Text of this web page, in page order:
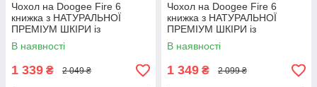
Чохол на Doogee Fire 6
книжка з НАТУРАЛЬНОЇ
ПРЕМІУМ ШКІРИ із
підставкою протиударний
магнітний "REPTILE"
В наявності
1 339 ₴ 2 049 ₴
Чохол на Doogee Fire 6
книжка з НАТУРАЛЬНОЇ
ПРЕМІУМ ШКІРИ із
підставкою протиударний
магнітний "VARAN"
В наявності
1 349 ₴ 2 099 ₴